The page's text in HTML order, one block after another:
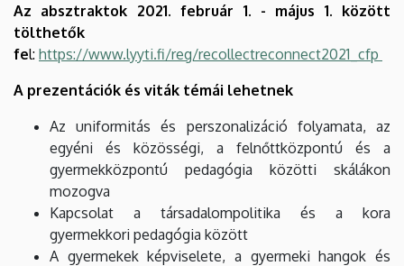
Az absztraktok 2021. február 1. - május 1. között
tölthetők
fel: https://www.lyyti.fi/reg/recollectreconnect2021_cfp
A prezentációk és viták témái lehetnek
Az uniformitás és perszonalizáció folyamata, az
egyéni és közösségi, a felnőttközpontú és a
gyermekközpontú pedagógia közötti skálákon
mozogva
Kapcsolat a társadalompolitika és a kora
gyermekkori pedagógia között
A gyermekek képviselete, a gyermeki hangok és